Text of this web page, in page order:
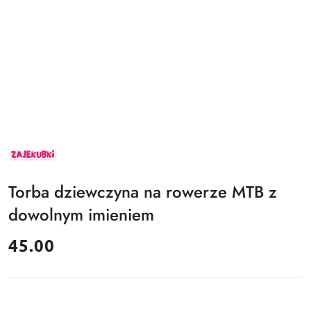
ZAJEKUBKI
Torba dziewczyna na rowerze MTB z
dowolnym imieniem
cena:
45.00